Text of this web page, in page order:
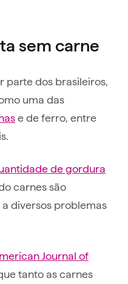
sem carne
parte dos brasileiros,
uma das
e de ferro, entre
de gordura
carnes são
diversos problemas
Journal of
tanto as carnes